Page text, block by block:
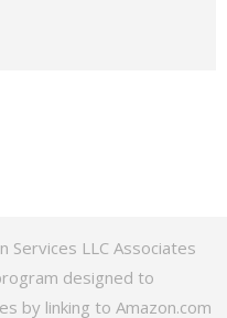
Services LLC Associates
designed to
by linking to Amazon.com